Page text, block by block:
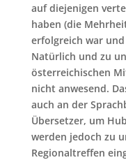
auf diejenigen
haben (die
erfolgreich war
Natürlich und zu
österreichischen
nicht anwesend.
auch an der
Übersetzer, um
werden jedoch zu
Regionaltreffen